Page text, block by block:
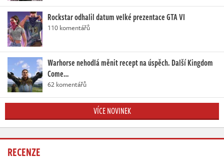
Rockstar odhalil datum velké prezentace GTA VI
110 komentářů
Warhorse nehodlá měnit recept na úspěch. Další Kingdom
Come…
62 komentářů
VÍCE NOVINEK
RECENZE